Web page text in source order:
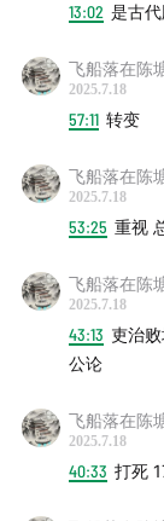
20:46 天命转移
“争字眼”？
23:04 伴随双方
知开始变化
治史或文化史有
宗族兴旺
38:20 强权与暴
与党争？
13:02
飞船落在陈
2025.7.18
57:11 转变
飞船落在陈
2025.7.18
53:25 重视
飞船落在陈
2025.7.18
43:13 吏治
公论
飞船落在陈
2025.7.18
40:33